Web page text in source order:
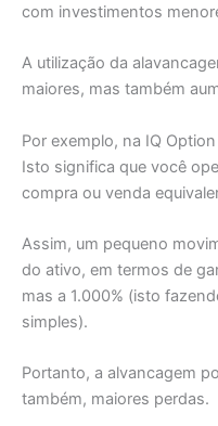
com investimentos
A utilização da
maiores, mas também
Por exemplo, na IQ
Isto significa que você
compra ou venda
Assim, um pequeno
do ativo, em termos de
mas a 1.000% (isto
simples).
Portanto, a alvancagem
também, maiores perdas.